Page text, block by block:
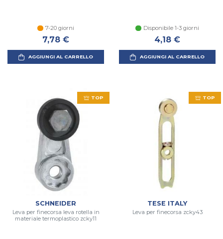
7-20 giorni
7,78 €
AGGIUNGI AL CARRELLO
Disponibile 1-3 giorni
4,18 €
AGGIUNGI AL CARRELLO
TOP
SCHNEIDER
Leva per finecorsa leva rotella in
materiale termoplastico zcky11
TOP
TESE ITALY
Leva per finecorsa zcky43